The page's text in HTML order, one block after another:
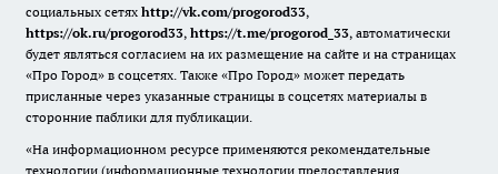
социальных сетях http://vk.com/progorod33,
https://ok.ru/progorod33, https://t.me/progorod_33, автоматически
будет являться согласием на их размещение на сайте и на страницах
«Про Город» в соцсетях. Также «Про Город» может передать
присланные через указанные страницы в соцсетях материалы в
сторонние паблики для публикации.
«На информационном ресурсе применяются рекомендательные
технологии (информационные технологии предоставления